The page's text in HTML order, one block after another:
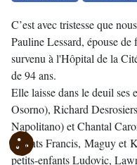
C’est avec tristesse que
Pauline Lessard, épouse
survenu à l'Hôpital de la
de 94 ans.
Elle laisse dans le deuil
Osorno), Richard
Napolitano) et Chantal
enfants Francis, Maguy et
petits-enfants Ludovic,